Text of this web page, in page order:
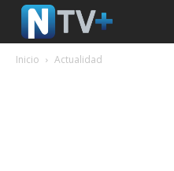
Inicio Actualidad